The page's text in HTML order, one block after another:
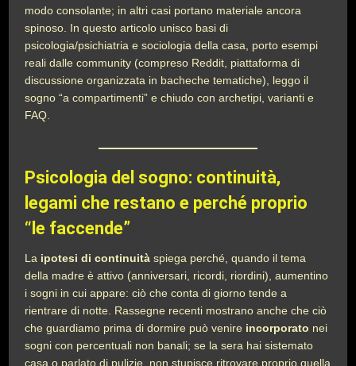
modo consolante; in altri casi portano materiale ancora
spinoso. In questo articolo unisco basi di
psicologia/psichiatria e sociologia della casa, porto esempi
reali dalle community (compreso Reddit, piattaforma di
discussione organizzata in bacheche tematiche), leggo il
sogno “a compartimenti” e chiudo con archetipi, varianti e
FAQ.
Psicologia del sogno: continuità,
legami che restano e perché proprio
“le faccende”
La ipotesi di continuità spiega perché, quando il tema
della madre è attivo (anniversari, ricordi, riordini), aumentino
i sogni in cui appare: ciò che conta di giorno tende a
rientrare di notte. Rassegne recenti mostrano anche che ciò
che guardiamo prima di dormire può venire incorporato nei
sogni con percentuali non banali; se la sera hai sistemato
casa o parlato di pulizie, non stupisce ritrovare proprio quella